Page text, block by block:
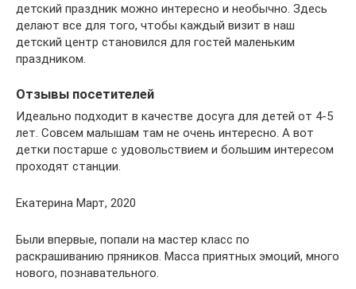
детский праздник можно интересно и необычно. Здесь
делают все для того, чтобы каждый визит в наш
детский центр становился для гостей маленьким
праздником.
Отзывы посетителей
Идеально подходит в качестве досуга для детей от 4-5
лет. Совсем малышам там не очень интересно. А вот
детки постарше с удовольствием и большим интересом
проходят станции.
Екатерина Март, 2020
Были впервые, попали на мастер класс по
раскрашиванию пряников. Масса приятных эмоций, много
нового, познавательного.